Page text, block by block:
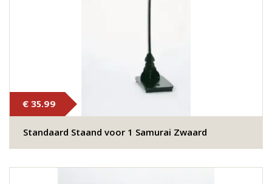
€ 35.99
Standaard Staand voor 1 Samurai Zwaard